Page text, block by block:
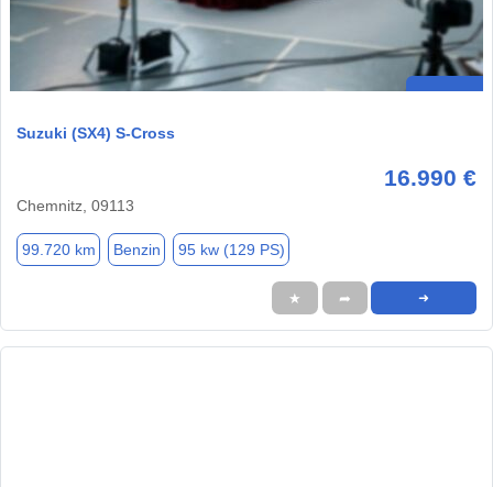
Suzuki (SX4) S-Cross
16.990 €
Chemnitz, 09113
99.720 km Benzin 95 kw (129 PS)
★ ➦ ➜